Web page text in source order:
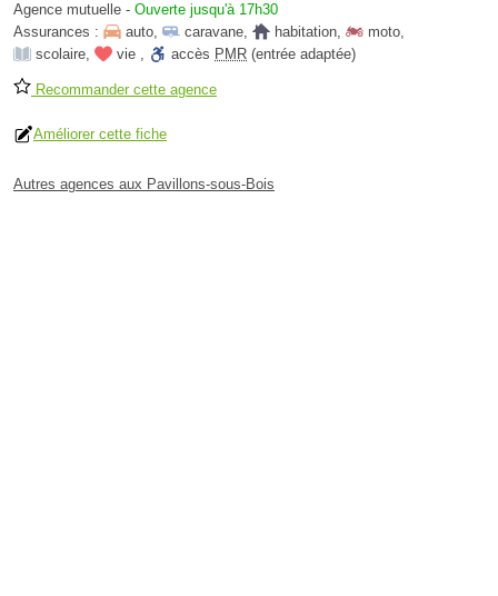
Agence mutuelle - Ouverte jusqu'à 17h30
Assurances :
auto, caravane, habitation, moto,
scolaire, vie , accès PMR (entrée adaptée)
Recommander cette agence
Améliorer cette fiche
Autres agences aux Pavillons-sous-Bois